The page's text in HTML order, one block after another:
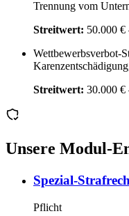
Trennung vom
Streitwert: 50.000 €
Wettbewerbsverbot-
Streitwert: 30.000 €
Unsere Modul-
Spezial-
Pflicht